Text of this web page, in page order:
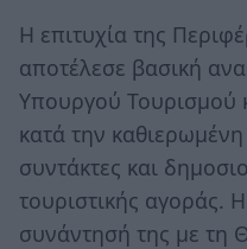
Η επιτυχία της
αποτέλεσε βασική
Υπουργού Τουρισμού
κατά την
συντάκτες και
τουριστικής αγοράς.
συνάντησή της με τη